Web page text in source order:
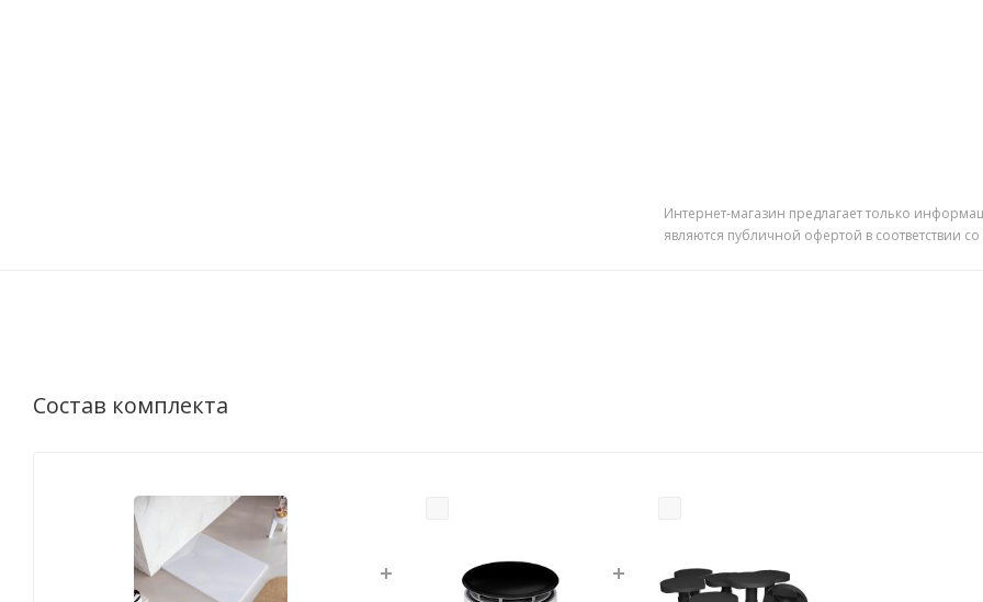
Интернет-магазин предлагает только
являются публичной офертой в соответствии
Состав комплекта